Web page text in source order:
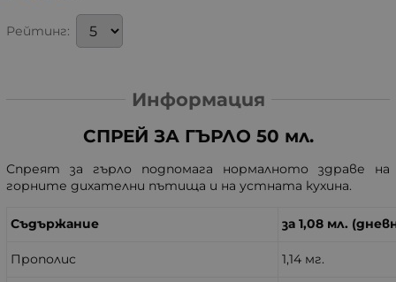
Рейтинг:
Информация
СПРЕЙ ЗА ГЪРЛО 50 мл.
Спреят за гърло подпомага нормалното здраве на
горните дихателни пътища и на устната кухина.
Съдържание за 1,08 мл.
Прополис 1,14 мг.